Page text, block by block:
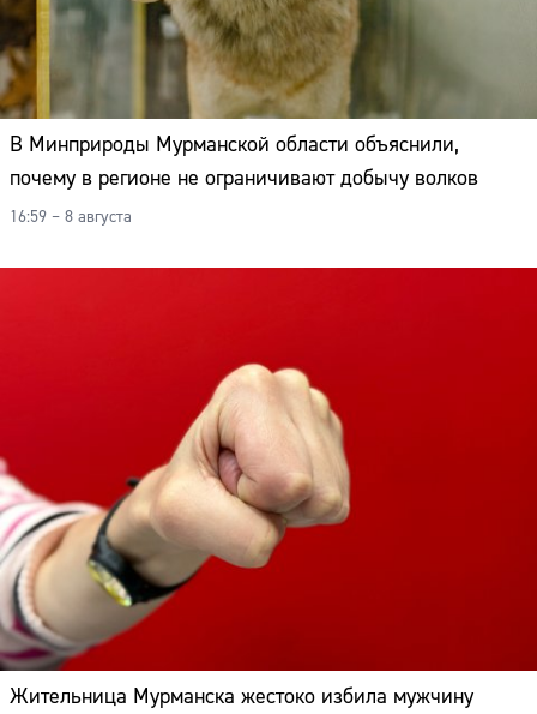
В Минприроды Мурманской области объяснили,
почему в регионе не ограничивают добычу волков
16:59 – 8 августа
Жительница Мурманска жестоко избила мужчину